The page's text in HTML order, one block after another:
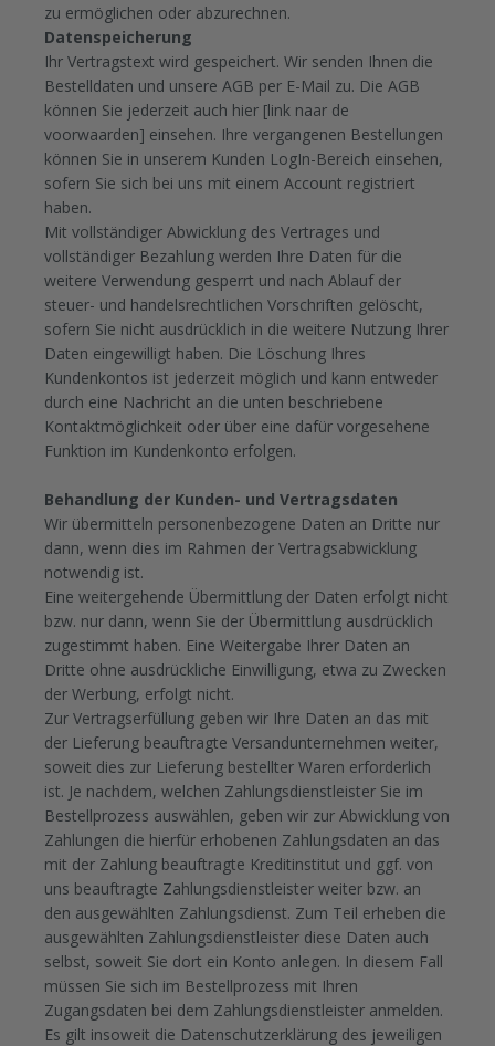
zu ermöglichen oder abzurechnen.
Datenspeicherung
Ihr Vertragstext wird gespeichert. Wir senden Ihnen die
Bestelldaten und unsere AGB per E-Mail zu. Die AGB
können Sie jederzeit auch hier [link naar de
voorwaarden] einsehen. Ihre vergangenen Bestellungen
können Sie in unserem Kunden LogIn-Bereich einsehen,
sofern Sie sich bei uns mit einem Account registriert
haben.
Mit vollständiger Abwicklung des Vertrages und
vollständiger Bezahlung werden Ihre Daten für die
weitere Verwendung gesperrt und nach Ablauf der
steuer- und handelsrechtlichen Vorschriften gelöscht,
sofern Sie nicht ausdrücklich in die weitere Nutzung Ihrer
Daten eingewilligt haben. Die Löschung Ihres
Kundenkontos ist jederzeit möglich und kann entweder
durch eine Nachricht an die unten beschriebene
Kontaktmöglichkeit oder über eine dafür vorgesehene
Funktion im Kundenkonto erfolgen.
Behandlung der Kunden- und Vertragsdaten
Wir übermitteln personenbezogene Daten an Dritte nur
dann, wenn dies im Rahmen der Vertragsabwicklung
notwendig ist.
Eine weitergehende Übermittlung der Daten erfolgt nicht
bzw. nur dann, wenn Sie der Übermittlung ausdrücklich
zugestimmt haben. Eine Weitergabe Ihrer Daten an
Dritte ohne ausdrückliche Einwilligung, etwa zu Zwecken
der Werbung, erfolgt nicht.
Zur Vertragserfüllung geben wir Ihre Daten an das mit
der Lieferung beauftragte Versandunternehmen weiter,
soweit dies zur Lieferung bestellter Waren erforderlich
ist. Je nachdem, welchen Zahlungsdienstleister Sie im
Bestellprozess auswählen, geben wir zur Abwicklung von
Zahlungen die hierfür erhobenen Zahlungsdaten an das
mit der Zahlung beauftragte Kreditinstitut und ggf. von
uns beauftragte Zahlungsdienstleister weiter bzw. an
den ausgewählten Zahlungsdienst. Zum Teil erheben die
ausgewählten Zahlungsdienstleister diese Daten auch
selbst, soweit Sie dort ein Konto anlegen. In diesem Fall
müssen Sie sich im Bestellprozess mit Ihren
Zugangsdaten bei dem Zahlungsdienstleister anmelden.
Es gilt insoweit die Datenschutzerklärung des jeweiligen